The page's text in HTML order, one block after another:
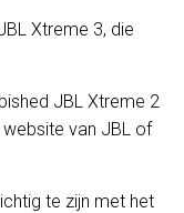
Xtreme 3, die
JBL Xtreme 2
van JBL of
te zijn met het